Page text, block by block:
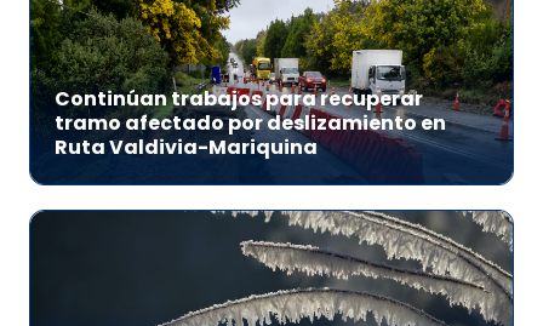
Continúan trabajos para recuperar
tramo afectado por deslizamiento en
Ruta Valdivia-Mariquina